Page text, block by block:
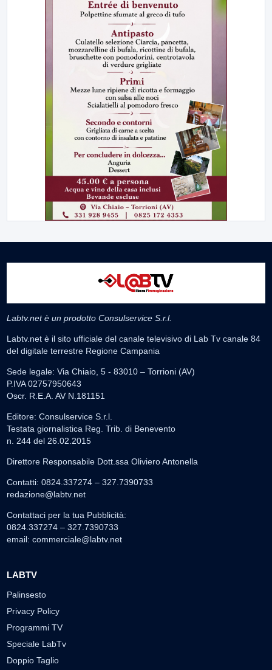
Labtv.net è un prodotto Consulservice S.r.l.
Labtv.net è il sito ufficiale del canale televisivo di Lab Tv canale 84
del digitale terrestre Regione Campania
Sede legale: Via Chiaio, 5 - 83010 – Torrioni (AV)
P.IVA 02757950643
Oscr. R.E.A. AV N.181151
Editore: Consulservice S.r.l.
Testata giornalistica Reg. Trib. di Benevento
n. 244 del 26.02.2015
Direttore Responsabile Dott.ssa Oliviero Antonella
Contatti: 0824.337274 – 327.7390733
redazione@labtv.net
Contattaci per la tua Pubblicità:
0824.337274 – 327.7390733
email: commerciale@labtv.net
LABTV
Palinsesto
Privacy Policy
Programmi TV
Speciale LabTv
Doppio Taglio